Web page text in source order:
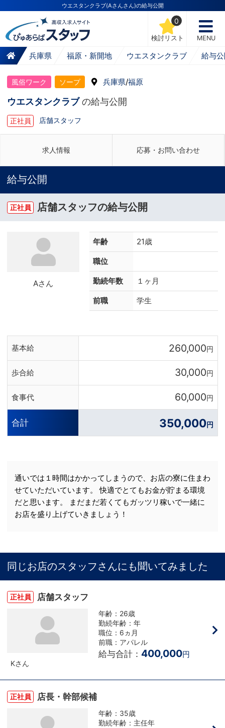
ウエスタンクラブ(Aさんさん)の給与公開
検討リスト
0
MENU
兵庫県 福原・新開地 ウエスタンクラブ 給与
風俗ワーク ソープ 兵庫県/福原
ウエスタンクラブ の給与公開
正社員 店舗スタッフ
求人情報 応募・お問い合わせ
給与公開
正社員 店舗スタッフの給与公開
Aさん
年齢 21歳
職位
勤続年数 １ヶ月
前職 学生
基本給 260,000円
歩合給 30,000円
食事代 60,000円
合計 350,000円
通いでは１時間はかかってしまうので、お店の寮に住まわ
せていただいています。 快適でとてもお金が貯まる環境
だと思います。 まだまだ若くてもガッツリ稼いで一緒に
お店を盛り上げていきましょう！
同じお店のスタッフさんにも聞いてみました
正社員 店舗スタッフ
Kさん
年齢：26歳
勤続年齢：年
職位：6ヵ月
前職：アパレル
給与合計： 400,000円
正社員 店長・幹部候補
年齢：35歳
勤続年齢：主任年